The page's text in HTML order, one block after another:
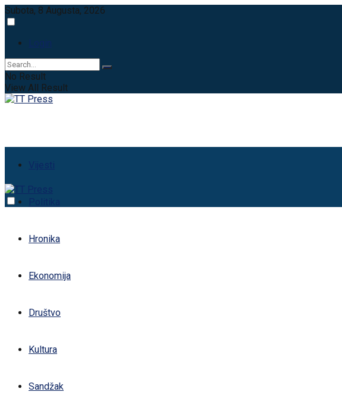
Subota, 8 Augusta, 2026
Login
No Result
View All Result
Vijesti
Politika
Hronika
Ekonomija
Društvo
Kultura
Sandžak